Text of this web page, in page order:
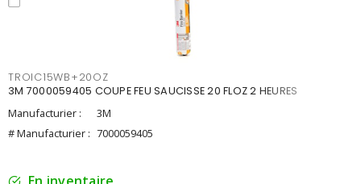
TROIC15WB+20OZ
3M 7000059405 COUPE FEU SAUCISSE 20 FLOZ 2 HEURES
Manufacturier :
3M
# Manufacturier : 7000059405